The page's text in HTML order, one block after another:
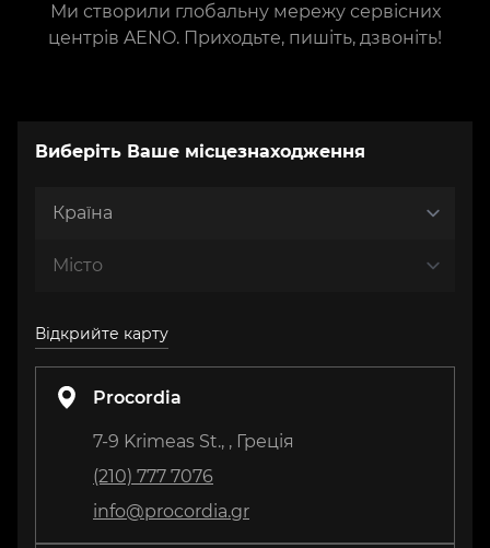
Ми створили глобальну мережу сервісних
центрів AENO. Приходьте, пишіть, дзвоніть!
Виберіть Ваше місцезнаходження
Відкрийте карту
Procordia
7-9 Krimeas St., , Греція
(210) 777 7076
info@procordia.gr